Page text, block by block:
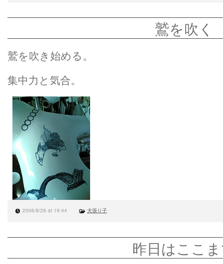
鷲を吹く
鷲を吹き始める。
集中力と気合。
2006/8/26 at 19:44 犬張り子
昨日はここ